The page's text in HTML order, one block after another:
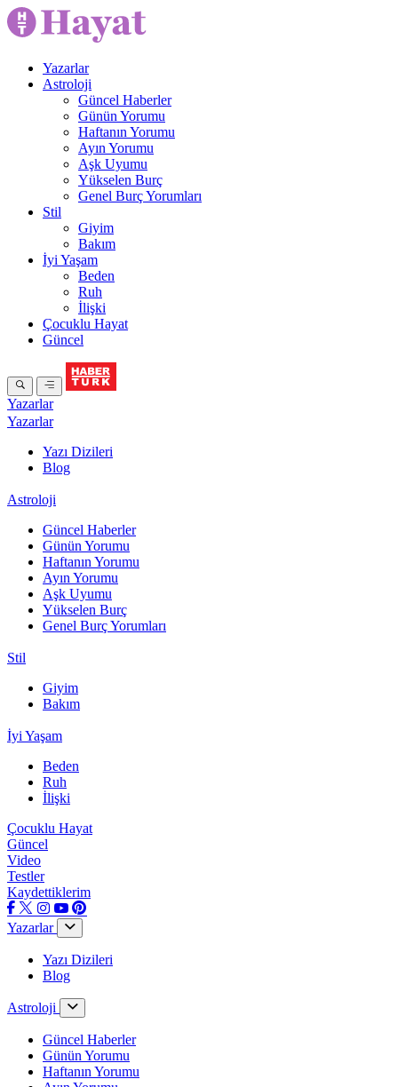
Yazarlar
Astroloji
Güncel Haberler
Günün Yorumu
Haftanın Yorumu
Ayın Yorumu
Aşk Uyumu
Yükselen Burç
Genel Burç Yorumları
Stil
Giyim
Bakım
İyi Yaşam
Beden
Ruh
İlişki
Çocuklu Hayat
Güncel
Yazarlar
Yazarlar
Yazı Dizileri
Blog
Astroloji
Güncel Haberler
Günün Yorumu
Haftanın Yorumu
Ayın Yorumu
Aşk Uyumu
Yükselen Burç
Genel Burç Yorumları
Stil
Giyim
Bakım
İyi Yaşam
Beden
Ruh
İlişki
Çocuklu Hayat
Güncel
Video
Testler
Kaydettiklerim
Yazarlar
Yazı Dizileri
Blog
Astroloji
Güncel Haberler
Günün Yorumu
Haftanın Yorumu